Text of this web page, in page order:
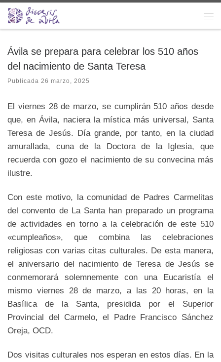
Saltar al contenido
Ávila se prepara para celebrar los 510 años
del nacimiento de Santa Teresa
Publicada 26 marzo, 2025
El viernes 28 de marzo, se cumplirán 510 años desde
que, en Ávila, naciera la mística más universal, Santa
Teresa de Jesús. Día grande, por tanto, en la ciudad
amurallada, cuna de la Doctora de la Iglesia, que
recuerda con gozo el nacimiento de su convecina más
ilustre.
Con este motivo, la comunidad de Padres Carmelitas
del convento de La Santa han preparado un programa
de actividades en torno a la celebración de este 510
«cumpleaños», que combina las celebraciones
religiosas con varias citas culturales. De esta manera,
el aniversario del nacimiento de Teresa de Jesús se
conmemorará solemnemente con una Eucaristía el
mismo viernes 28 de marzo, a las 20 horas, en la
Basílica de la Santa, presidida por el Superior
Provincial del Carmelo, el Padre Francisco Sánchez
Oreja, OCD.
Dos visitas culturales nos esperan en estos días. En la